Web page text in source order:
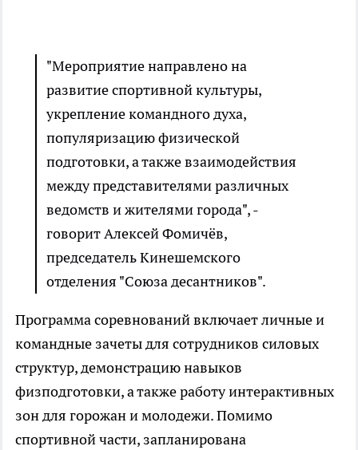
"Мероприятие направлено на
развитие спортивной культуры,
укрепление командного духа,
популяризацию физической
подготовки, а также взаимодействия
между представителями различных
ведомств и жителями города", -
говорит Алексей Фомичёв,
председатель Кинешемского
отделения "Союза десантников".
Программа соревнований включает личные и
командные зачеты для сотрудников силовых
структур, демонстрацию навыков
физподготовки, а также работу интерактивных
зон для горожан и молодежи. Помимо
спортивной части, запланирована